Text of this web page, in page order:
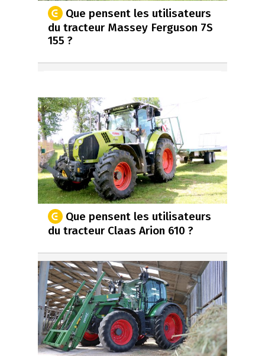
Que pensent les utilisateurs
du tracteur Massey Ferguson 7S
155 ?
Que pensent les utilisateurs
du tracteur Claas Arion 610 ?